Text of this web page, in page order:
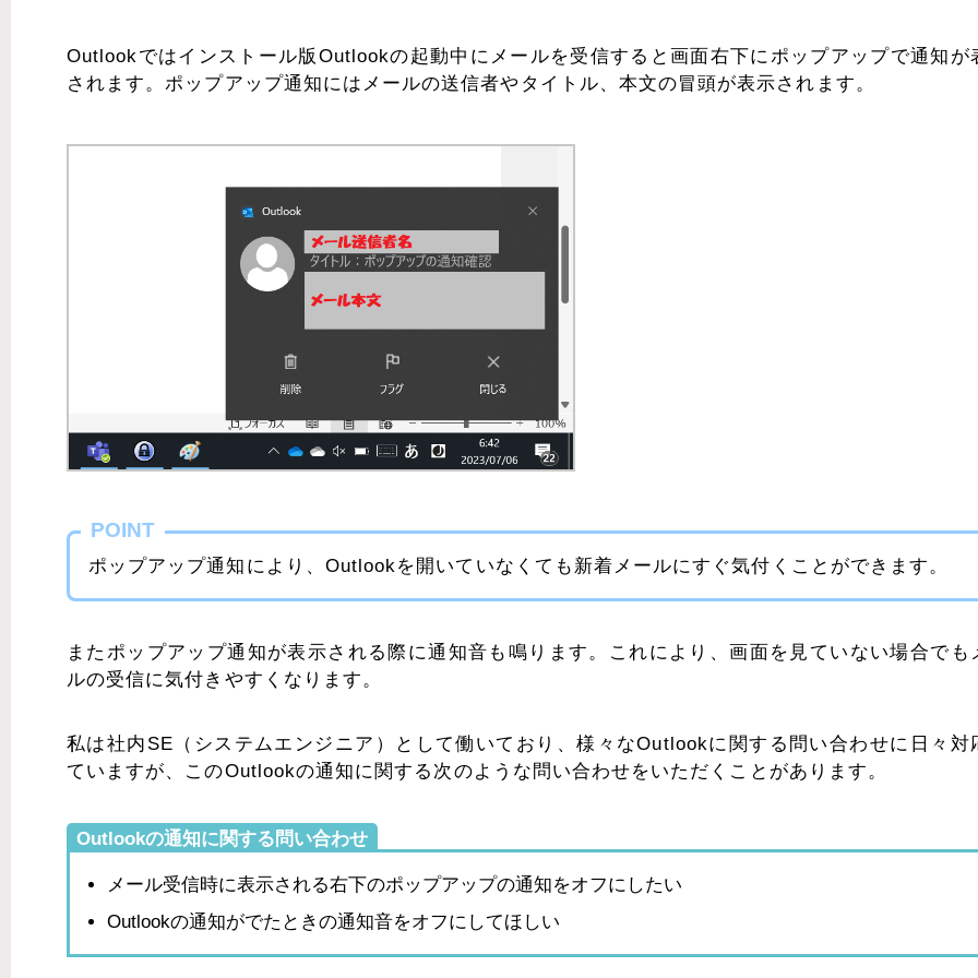
Outlookではインストール版Outlookの起動中にメールを受信すると画面右下にポップアップで通知が
されます。ポップアップ通知にはメールの送信者やタイトル、本文の冒頭が表示されます。
POINT
ポップアップ通知により、Outlookを開いていなくても新着メールにすぐ気付くことができます。
またポップアップ通知が表示される際に通知音も鳴ります。これにより、画面を見ていない場合でも
ルの受信に気付きやすくなります。
私は社内SE（システムエンジニア）として働いており、様々なOutlookに関する問い合わせに日々対
ていますが、このOutlookの通知に関する次のような問い合わせをいただくことがあります。
Outlookの通知に関する問い合わせ
メール受信時に表示される右下のポップアップの通知をオフにしたい
Outlookの通知がでたときの通知音をオフにしてほしい